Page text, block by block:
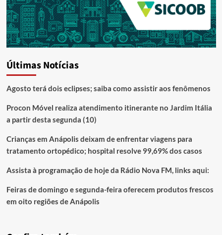
Últimas Notícias
Agosto terá dois eclipses; saiba como assistir aos fenômenos
Procon Móvel realiza atendimento itinerante no Jardim Itália
a partir desta segunda (10)
Crianças em Anápolis deixam de enfrentar viagens para
tratamento ortopédico; hospital resolve 99,69% dos casos
Assista à programação de hoje da Rádio Nova FM, links aqui:
Feiras de domingo e segunda-feira oferecem produtos frescos
em oito regiões de Anápolis